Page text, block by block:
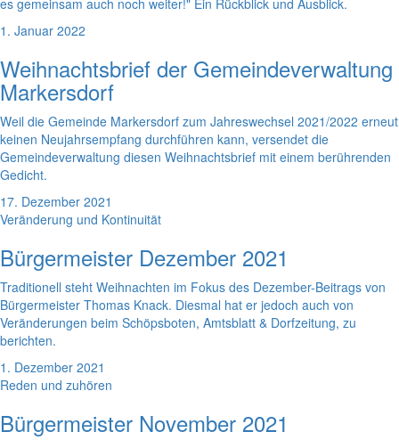
es gemeinsam auch noch weiter!" Ein Rückblick und Ausblick.
1. Januar 2022
Weihnachtsbrief der Gemeindeverwaltung
Markersdorf
Weil die Gemeinde Markersdorf zum Jahreswechsel 2021/2022 erneut
keinen Neujahrsempfang durchführen kann, versendet die
Gemeindeverwaltung diesen Weihnachtsbrief mit einem berührenden
Gedicht.
17. Dezember 2021
Veränderung und Kontinuität
Bürgermeister Dezember 2021
Traditionell steht Weihnachten im Fokus des Dezember-Beitrags von
Bürgermeister Thomas Knack. Diesmal hat er jedoch auch von
Veränderungen beim Schöpsboten, Amtsblatt & Dorfzeitung, zu
berichten.
1. Dezember 2021
Reden und zuhören
Bürgermeister November 2021